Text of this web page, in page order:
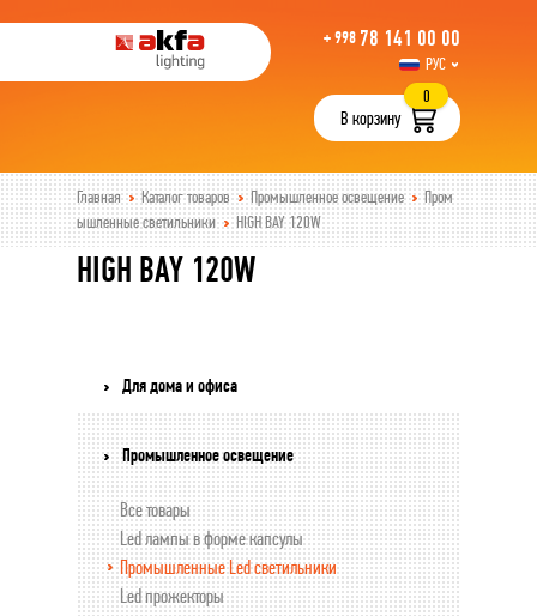
+ 998 78 141 00 00
РУС
UZB
В корзину
0
Главная Каталог товаров Промышленное освещение
Пром
ышленные светильники
HIGH BAY 120W
HIGH BAY 120W
Для дома и офиса
Промышленное освещение
Все товары
Led лампы в форме капсулы
Промышленные Led светильники
Led прожекторы